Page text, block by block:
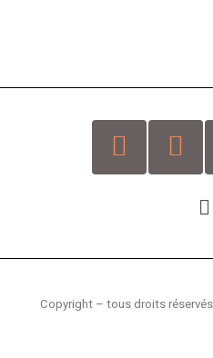
Copyright – tous droits